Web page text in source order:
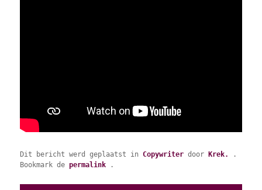
Dit bericht werd geplaatst inCopywriter doorKrek.
.
Bookmark depermalink .